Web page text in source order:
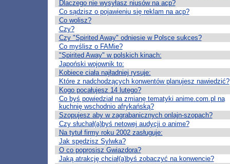
Dlaczego nie wysyłasz niusów na acp?
Co sądzisz o pojawieniu się reklam na acp?
Co wolisz?
Czy?
Czy "Spirited Away" odniesie w Polsce sukces?
Co myślisz o FAMie?
"Spirited Away" w polskich kinach:
Japoński wojownik to:
Kobiece ciała najładniej rysuje:
Które z nadchodzących konwentów planujesz nawiedzić?
Kogo pocałujesz 14 lutego?
Co byś powiedział na zmianę tematyki anime.com.pl na
kuchnię wschodnio afrykańską?
Szopujesz aby w zagrabanicznych onlajn-szopach?
Czy słuchał(a)byś netowej audycji o anime?
Na tytuł firmy roku 2002 zasługuje:
Jak spędzisz Sylwka?
O co poprosisz Gwiazdora?
Jaką atrakcję chciał(a)byś zobaczyć na konwencie?